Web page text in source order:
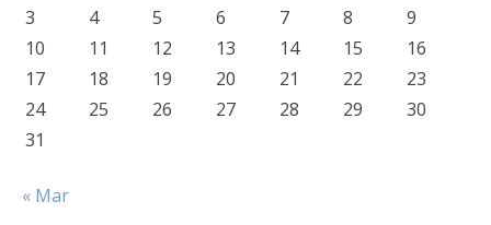
3
4 5 6 7 8
9
10
11 12 13 14 15
16
17
18 19 20 21 22
23
24
25 26 27 28 29
30
31
« Mar